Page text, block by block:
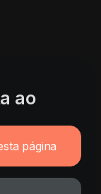
ao
página